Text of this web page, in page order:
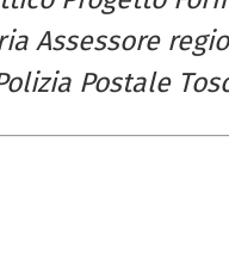
Assessore
Postale